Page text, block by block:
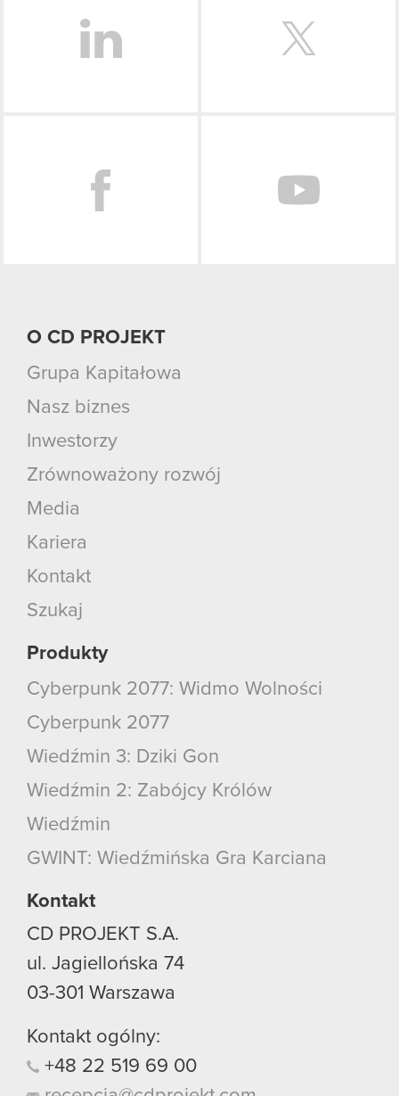
O CD PROJEKT
Grupa Kapitałowa
Nasz biznes
Inwestorzy
Zrównoważony rozwój
Media
Kariera
Kontakt
Szukaj
Produkty
Cyberpunk 2077: Widmo Wolności
Cyberpunk 2077
Wiedźmin 3: Dziki Gon
Wiedźmin 2: Zabójcy Królów
Wiedźmin
GWINT: Wiedźmińska Gra Karciana
Kontakt
CD PROJEKT S.A.
ul. Jagiellońska 74
03-301 Warszawa
Kontakt ogólny:
+48 22 519 69 00